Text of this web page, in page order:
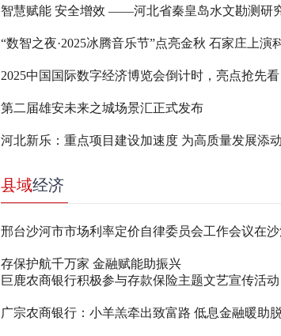
2025中国国际数字经济博览会倒计时，亮点抢先看
第二届雄安未来之城场景汇正式发布
河北新乐：重点项目建设加速度 为高质量发展添
县域经济
存保护航千万家 金融赋能助振兴
巨鹿农商银行积极参与存款保险主题文艺宣传活动
广宗农商银行：小羊羔牵出致富路 低息金融暖助